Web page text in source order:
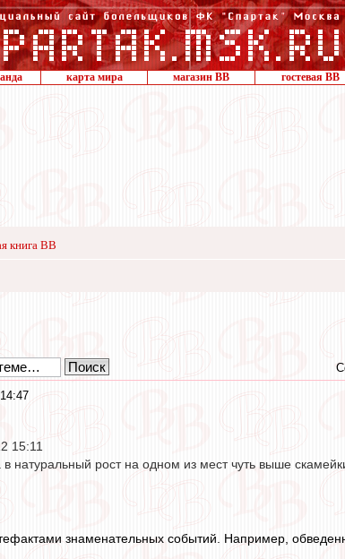
карта мира магазин ВВ гостевая ВВ
книга ВВ
15:11
в натуральный рост на одном из мест чуть выше
знаменательных событий. Например,